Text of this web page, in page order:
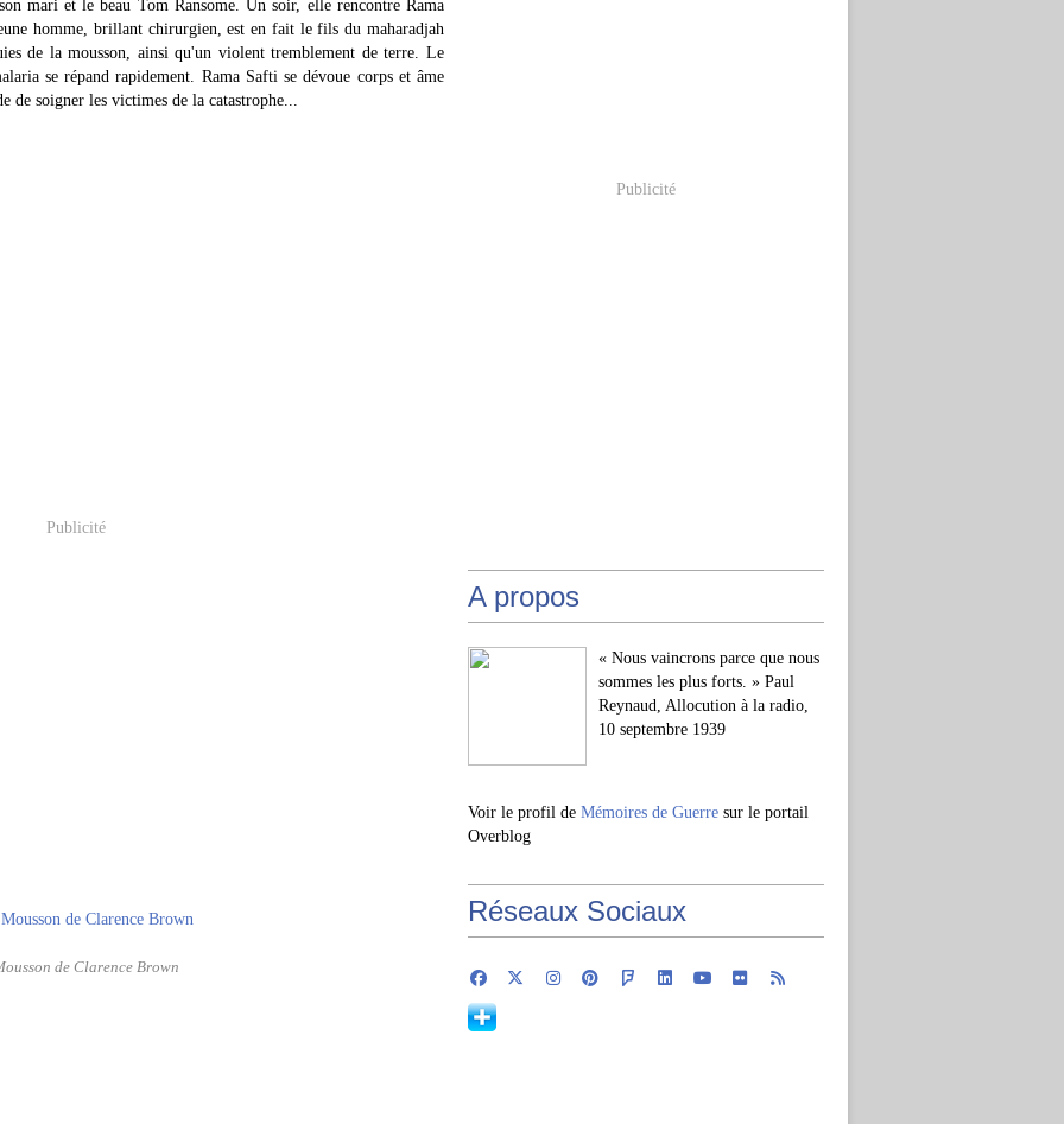
mari et le beau Tom Ransome. Un soir, elle rencontre Rama
homme, brillant chirurgien, est en fait le fils du maharadjah
de la mousson, ainsi qu'un violent tremblement de terre. Le
se répand rapidement. Rama Safti se dévoue corps et âme
de soigner les victimes de la catastrophe...
Publicité
de Clarence Brown
Publicité
A propos
« Nous vaincrons parce que nous
sommes les plus forts. » Paul
Reynaud, Allocution à la radio,
10 septembre 1939
Voir le profil de Mémoires de Guerre sur le portail
Overblog
Réseaux Sociaux